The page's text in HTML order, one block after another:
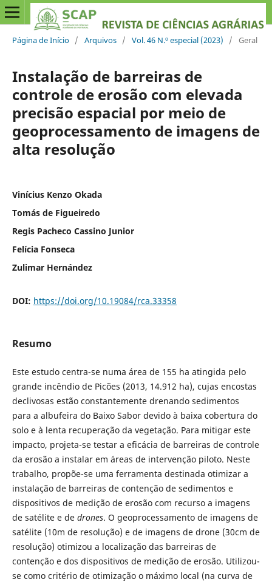
Página de Início / Arquivos / Vol. 46 N.º especial (2023) / Geral
Instalação de barreiras de
controle de erosão com elevada
precisão espacial por meio de
geoprocessamento de imagens de
alta resolução
Vinícius Kenzo Okada
Tomás de Figueiredo
Regis Pacheco Cassino Junior
Felícia Fonseca
Zulimar Hernández
DOI: https://doi.org/10.19084/rca.33358
Resumo
Este estudo centra-se numa área de 155 ha atingida pelo
grande incêndio de Picões (2013, 14.912 ha), cujas encostas
declivosas estão constantemente drenando sedimentos
para a albufeira do Baixo Sabor devido à baixa cobertura do
solo e à lenta recuperação da vegetação. Para mitigar este
impacto, projeta-se testar a eficácia de barreiras de controle
da erosão a instalar em áreas de intervenção piloto. Neste
trabalho, propõe-se uma ferramenta destinada otimizar a
instalação de barreiras de contenção de sedimentos e
dispositivos de medição de erosão com recurso a imagens
de satélite e de drones. O geoprocessamento de imagens de
satélite (10m de resolução) e de imagens de drone (30cm de
resolução) otimizou a localização das barreiras de
contenção e dos dispositivos de medição de erosão. Utilizou-
se como critério de otimização o máximo local (na curva de